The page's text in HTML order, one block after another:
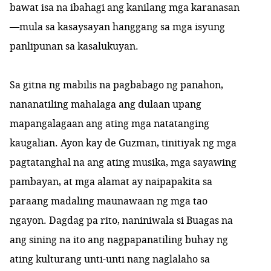
bawat isa na ibahagi ang kanilang mga karanasan
—mula sa kasaysayan hanggang sa mga isyung
panlipunan sa kasalukuyan.
Sa gitna ng mabilis na pagbabago ng panahon,
nananatiling mahalaga ang dulaan upang
mapangalagaan ang ating mga natatanging
kaugalian. Ayon kay de Guzman, tinitiyak ng mga
pagtatanghal na ang ating musika, mga sayawing
pambayan, at mga alamat ay naipapakita sa
paraang madaling maunawaan ng mga tao
ngayon. Dagdag pa rito, naniniwala si Buagas na
ang sining na ito ang nagpapanatiling buhay ng
ating kulturang unti-unti nang naglalaho sa